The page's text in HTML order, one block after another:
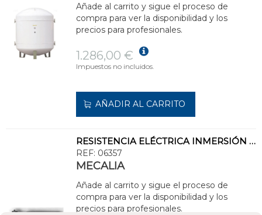
Añade al carrito y sigue el proceso de
compra para ver la disponibilidad y los
precios para profesionales.
1.286,00 €
Impuestos no incluidos.
AÑADIR AL CARRITO
RESISTENCIA ELÉCTRICA INMERSIÓN DP/RI/IST 6000W
REF: 06357
MECALIA
Añade al carrito y sigue el proceso de
compra para ver la disponibilidad y los
precios para profesionales.